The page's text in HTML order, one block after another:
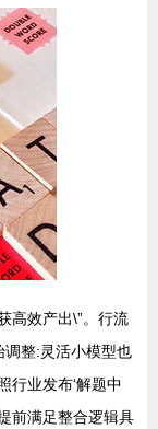
高效产出\”。行流
调整:灵活小模型也
行业发布‘解题中
前满足整合逻辑具